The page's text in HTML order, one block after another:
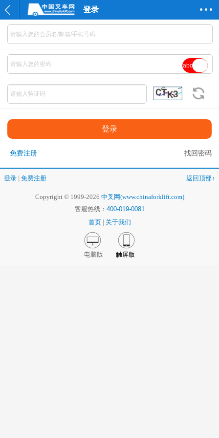
登录
abc
免费注册 找回密码
登录 免费注册 返回顶部↑
Copyright © 1999-2026 中叉网(www.chinaforklift.com)
客服热线： 400-019-0081
首页
关于我们
电脑版 触屏版